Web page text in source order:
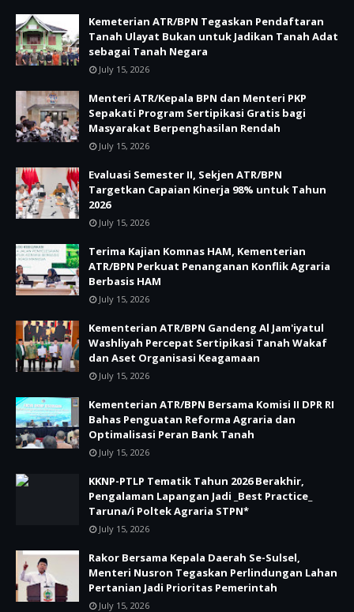
Kemeterian ATR/BPN Tegaskan Pendaftaran
Tanah Ulayat Bukan untuk Jadikan Tanah Adat
sebagai Tanah Negara
July 15, 2026
Menteri ATR/Kepala BPN dan Menteri PKP
Sepakati Program Sertipikasi Gratis bagi
Masyarakat Berpenghasilan Rendah
July 15, 2026
Evaluasi Semester II, Sekjen ATR/BPN
Targetkan Capaian Kinerja 98% untuk Tahun
2026
July 15, 2026
Terima Kajian Komnas HAM, Kementerian
ATR/BPN Perkuat Penanganan Konflik Agraria
Berbasis HAM
July 15, 2026
Kementerian ATR/BPN Gandeng Al Jam'iyatul
Washliyah Percepat Sertipikasi Tanah Wakaf
dan Aset Organisasi Keagamaan
July 15, 2026
Kementerian ATR/BPN Bersama Komisi II DPR RI
Bahas Penguatan Reforma Agraria dan
Optimalisasi Peran Bank Tanah
July 15, 2026
KKNP-PTLP Tematik Tahun 2026 Berakhir,
Pengalaman Lapangan Jadi _Best Practice_
Taruna/i Poltek Agraria STPN*
July 15, 2026
Rakor Bersama Kepala Daerah Se-Sulsel,
Menteri Nusron Tegaskan Perlindungan Lahan
Pertanian Jadi Prioritas Pemerintah
July 15, 2026